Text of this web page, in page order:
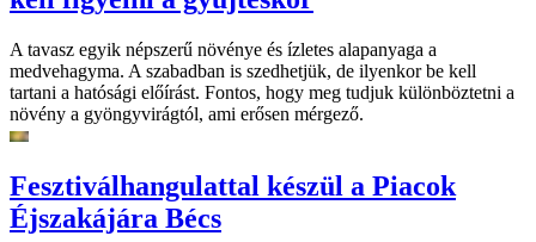
A tavasz egyik népszerű növénye és ízletes alapanyaga a
medvehagyma. A szabadban is szedhetjük, de ilyenkor be kell
tartani a hatósági előírást. Fontos, hogy meg tudjuk különböztetni a
növény a gyöngyvirágtól, ami erősen mérgező.
Fesztiválhangulattal készül a Piacok
Éjszakájára Bécs